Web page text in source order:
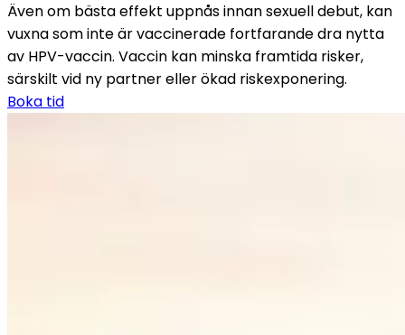
Även om bästa effekt uppnås innan sexuell debut, kan
vuxna som inte är vaccinerade fortfarande dra nytta
av HPV-vaccin. Vaccin kan minska framtida risker,
särskilt vid ny partner eller ökad riskexponering.
Boka tid